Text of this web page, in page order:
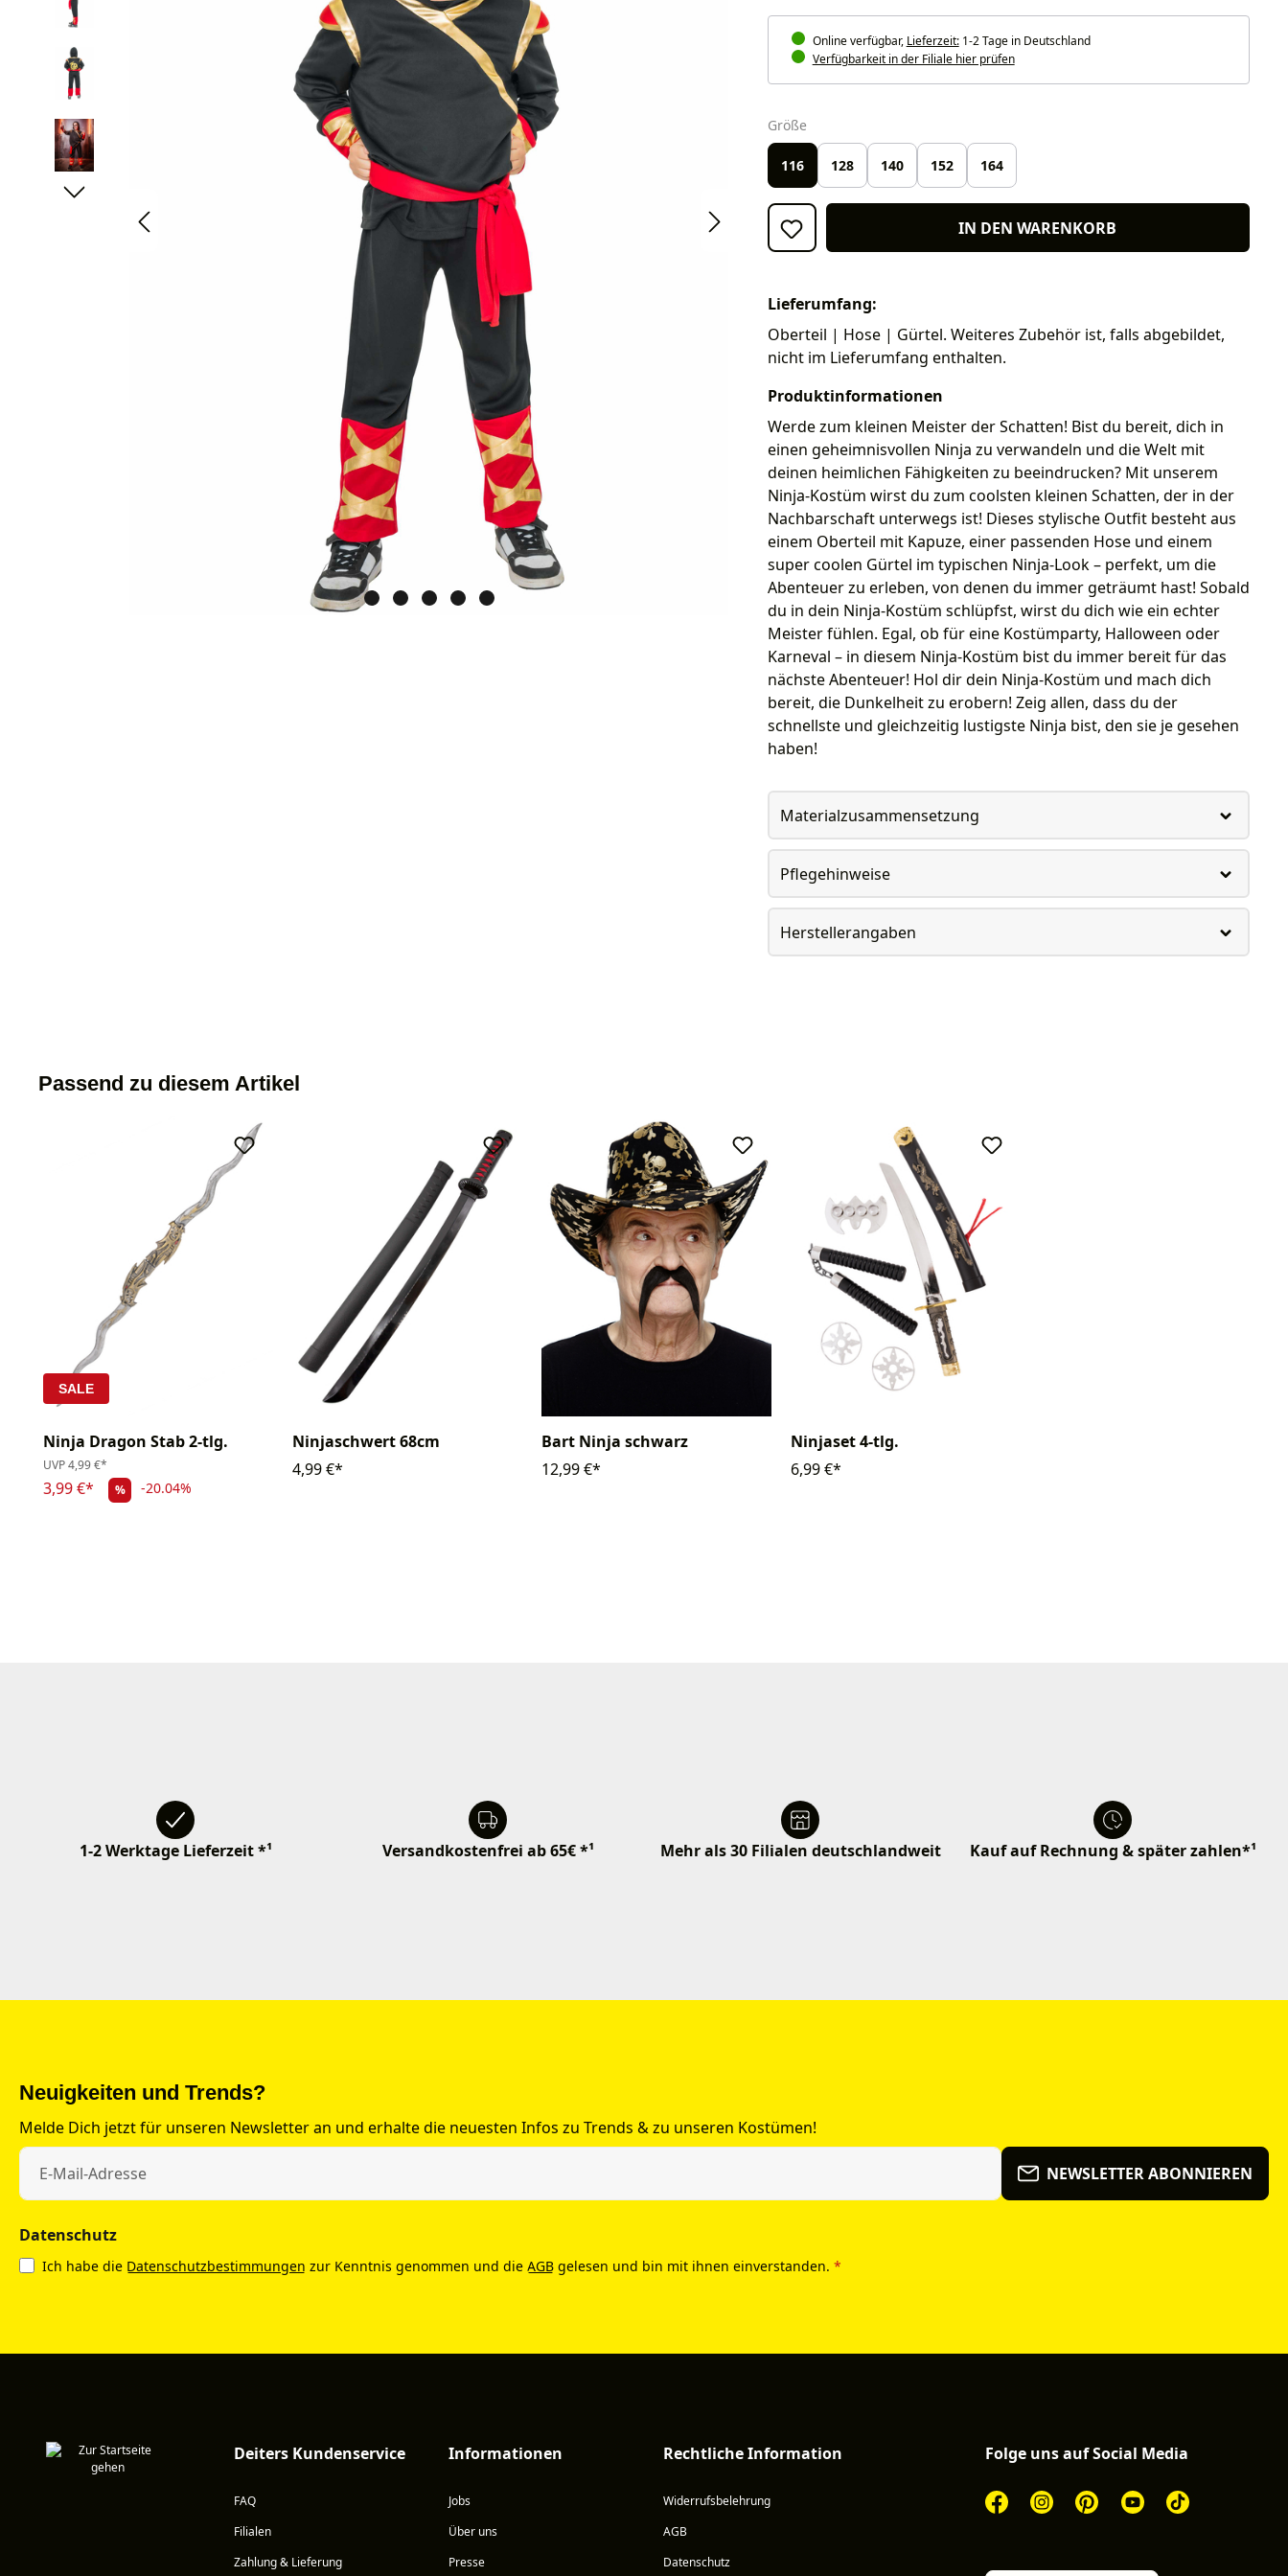
Online verfügbar, Lieferzeit:1-2 Tage in Deutschland
Verfügbarkeit in der Filiale hier prüfen
Größeauswählen
116 128 140 152 164
IN DEN WARENKORB
Lieferumfang:
Oberteil | Hose | Gürtel. Weiteres Zubehör ist, falls abgebildet,
nicht im Lieferumfang enthalten.
Produktinformationen
Werde zum kleinen Meister der Schatten! Bist du bereit, dich in
einen geheimnisvollen Ninja zu verwandeln und die Welt mit
deinen heimlichen Fähigkeiten zu beeindrucken? Mit unserem
Ninja-Kostüm wirst du zum coolsten kleinen Schatten, der in der
Nachbarschaft unterwegs ist! Dieses stylische Outfit besteht aus
einem Oberteil mit Kapuze, einer passenden Hose und einem
super coolen Gürtel im typischen Ninja-Look – perfekt, um die
Abenteuer zu erleben, von denen du immer geträumt hast! Sobald
du in dein Ninja-Kostüm schlüpfst, wirst du dich wie ein echter
Meister fühlen. Egal, ob für eine Kostümparty, Halloween oder
Karneval – in diesem Ninja-Kostüm bist du immer bereit für das
nächste Abenteuer! Hol dir dein Ninja-Kostüm und mach dich
bereit, die Dunkelheit zu erobern! Zeig allen, dass du der
schnellste und gleichzeitig lustigste Ninja bist, den sie je gesehen
haben!
Materialzusammensetzung
Pflegehinweise
Herstellerangaben
Passend zu diesem Artikel
SALE
Ninja Dragon Stab 2-tlg.
UVP4,99 €*
3,99 €* % -20.04%
Ninjaschwert 68cm
4,99 €*
Bart Ninja schwarz
12,99 €*
Ninjaset 4-tlg.
6,99 €*
1-2 Werktage Lieferzeit *¹ Versandkostenfrei ab 65€ *¹ Mehr als 30 Filialen deutschlandweit Kauf auf Rechnung & später zahlen*¹
Neuigkeiten und Trends?
Melde Dich jetzt für unseren Newsletter an und erhalte die neuesten Infos zu Trends & zu unseren Kostümen!
NEWSLETTER ABONNIEREN
Datenschutz
Ich habe die Datenschutzbestimmungen zur Kenntnis genommen und die AGB gelesen und bin mit ihnen einverstanden. *
Deiters Kundenservice
FAQ
Filialen
Zahlung & Lieferung
Informationen
Jobs
Über uns
Presse
Rechtliche Information
Widerrufsbelehrung
AGB
Datenschutz
Folge uns auf Social Media